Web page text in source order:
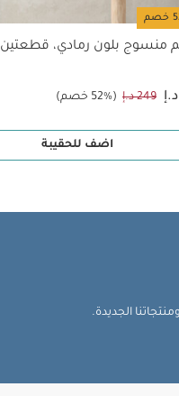
منسوج بلون رمادي، قطعتين
249 د.إ (52% خصم)
اضف للحقيبة
الجديدة.